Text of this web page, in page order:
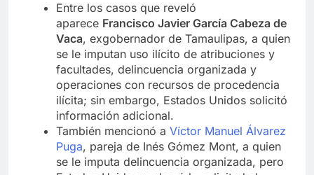
Entre los casos que reveló
aparece Francisco Javier García Cabeza de
Vaca, exgobernador de Tamaulipas, a quien
se le imputan uso ilícito de atribuciones y
facultades, delincuencia organizada y
operaciones con recursos de procedencia
ilícita; sin embargo, Estados Unidos solicitó
información adicional.
También mencionó a Víctor Manuel Álvarez
Puga, pareja de Inés Gómez Mont, a quien
se le imputa delincuencia organizada, pero